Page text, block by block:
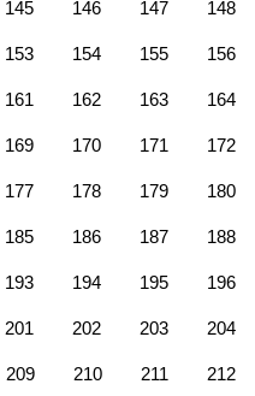
145 146 147 148
153 154 155 156
161 162 163 164
169 170 171 172
177 178 179 180
185 186 187 188
193 194 195 196
201 202 203 204
209 210 211 212